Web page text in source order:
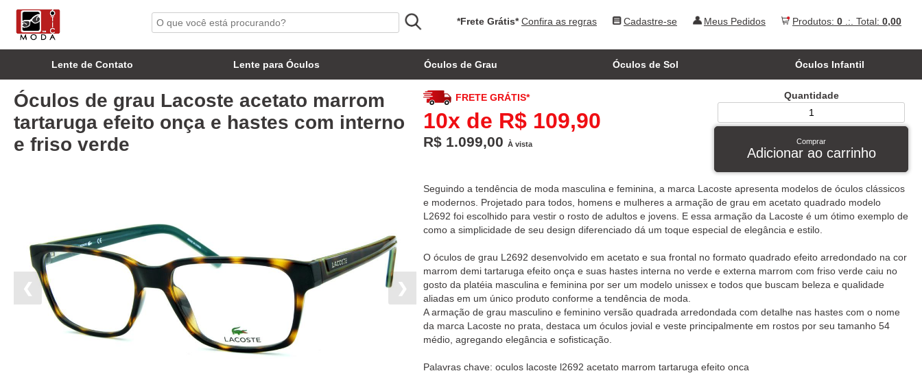
Produtos: 0 .:. Total: 0,00
Meus Pedidos
Cadastre-se
*Frete Grátis* Confira as regras
Lente de Contato Lente para Óculos Óculos de Grau Óculos de Sol Óculos Infantil
Óculos de grau Lacoste acetato marrom
tartaruga efeito onça e hastes com interno
e friso verde
❮ ❯
FRETE GRÁTIS*
10x de R$ 109,90
R$ 1.099,00 À vista
Quantidade
Comprar
Adicionar ao carrinho
Seguindo a tendência de moda masculina e feminina, a marca Lacoste apresenta modelos de óculos clássicos
e modernos. Projetado para todos, homens e mulheres a armação de grau em acetato quadrado modelo
L2692 foi escolhido para vestir o rosto de adultos e jovens. E essa armação da Lacoste é um ótimo exemplo de
como a simplicidade de seu design diferenciado dá um toque especial de elegância e estilo.
O óculos de grau L2692 desenvolvido em acetato e sua frontal no formato quadrado efeito arredondado na cor
marrom demi tartaruga efeito onça e suas hastes interna no verde e externa marrom com friso verde caiu no
gosto da platéia masculina e feminina por ser um modelo unissex e todos que buscam beleza e qualidade
aliadas em um único produto conforme a tendência de moda.
A armação de grau masculino e feminino versão quadrada arredondada com detalhe nas hastes com o nome
da marca Lacoste no prata, destaca um óculos jovial e veste principalmente em rostos por seu tamanho 54